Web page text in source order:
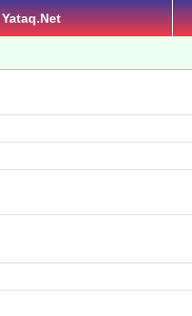
Yataq.Net